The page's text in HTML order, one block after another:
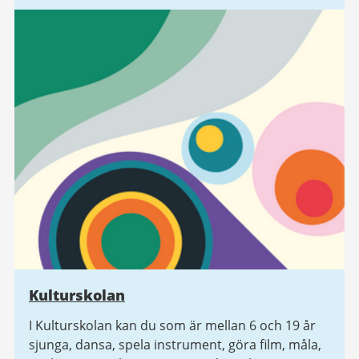
Kulturskolan
I Kulturskolan kan du som är mellan 6 och 19 år
sjunga, dansa, spela instrument, göra film, måla,